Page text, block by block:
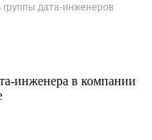
группы дата-инженеров